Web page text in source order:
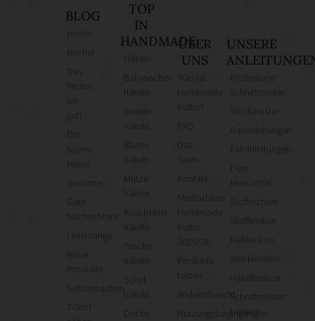
BLOG
finden
gut!
News
Gute
Nachrichten!
Leselounge
Neue
Produkte
Selbermachen
T-Shirt
TOP
IN
HANDMADE
häkeln
häkeln
Mütze
häkeln
Kuscheltier
Tasche
häkeln
ÜBER
UNS
Was ist
Kultur?
Das
Team
Kontakt
Mediadaten
Kultur
2025/26
Produkte
testen
Widerrufsrecht
Nutzungsbedingungen
UNSERE
Kostenlose
Schnittmuster
Strickmuster
Bauanleitungen
Faltanleitungen
Merkzettel
Stoffrechner
Stofflexikon
Nählexikon
Stricklexikon
Häkellexikon
Schnittmuster-
Lexikon